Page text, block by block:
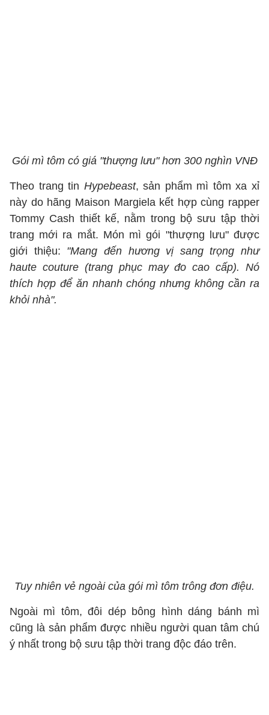
Gói mì tôm có giá "thượng lưu" hơn 300 nghìn VNĐ
Theo trang tin Hypebeast, sản phẩm mì tôm xa xỉ
này do hãng Maison Margiela kết hợp cùng rapper
Tommy Cash thiết kế, nằm trong bộ sưu tập thời
trang mới ra mắt. Món mì gói "thượng lưu" được
giới thiệu: "Mang đến hương vị sang trọng như
haute couture (trang phục may đo cao cấp). Nó
thích hợp để ăn nhanh chóng nhưng không cần ra
khỏi nhà".
Tuy nhiên vẻ ngoài của gói mì tôm trông đơn điệu.
Ngoài mì tôm, đôi dép bông hình dáng bánh mì
cũng là sản phẩm được nhiều người quan tâm chú
ý nhất trong bộ sưu tập thời trang độc đáo trên.